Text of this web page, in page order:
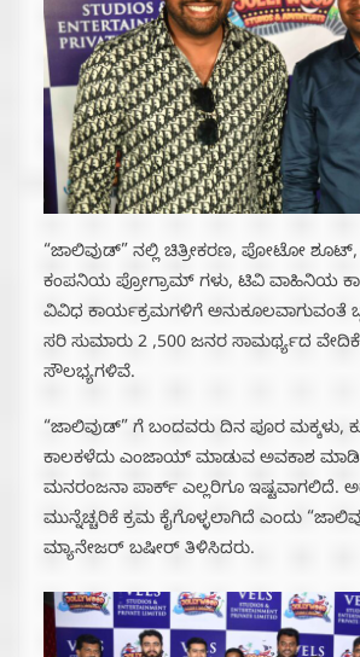
“ಜಾಲಿವುಡ್” ನಲ್ಲಿ ಚಿತ್ರೀಕರಣ, ಪೋಟೋ
ಕಂಪನಿಯ ಪ್ರೋಗ್ರಾಮ್ ಗಳು, ಟಿವಿ ವಾಹಿನಿಯ
ವಿವಿಧ ಕಾರ್ಯಕ್ರಮಗಳಿಗೆ ಅನುಕೂಲವಾಗುವಂತೆ
ಸರಿ ಸುಮಾರು 2 ,500 ಜನರ ಸಾಮರ್ಥ್ಯದ
ಸೌಲಭ್ಯಗಳಿವೆ.
“ಜಾಲಿವುಡ್” ಗೆ ಬಂದವರು ದಿನ ಪೂರ ಮಕ್ಕಳು,
ಕಾಲಕಳೆದು ಎಂಜಾಯ್ ಮಾಡುವ ಅವಕಾಶ
ಮನರಂಜನಾ ಪಾರ್ಕ್ ಎಲ್ಲರಿಗೂ ಇಷ್ಟವಾಗಲಿದೆ.
ಮುನ್ನೆಚ್ಚರಿಕೆ ಕ್ರಮ ಕೈಗೊಳ್ಳಲಾಗಿದೆ ಎಂದು
ಮ್ಯಾನೇಜರ್ ಬಷೀರ್ ತಿಳಿಸಿದರು.